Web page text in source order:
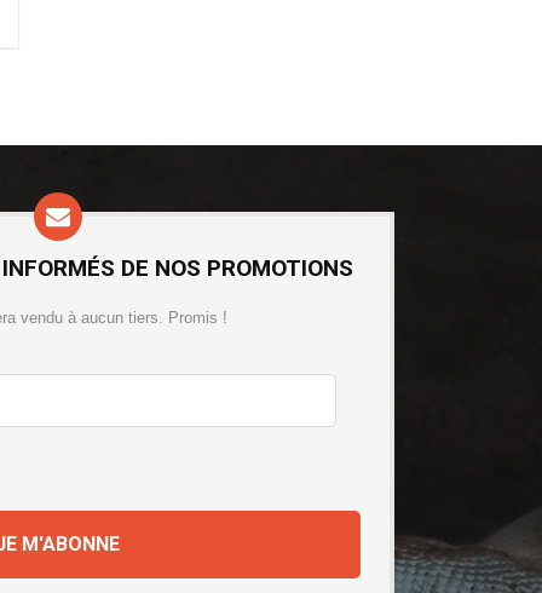
DE NOS PROMOTIONS
vendu à aucun tiers. Promis !